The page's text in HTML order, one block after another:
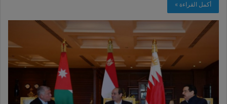
أكمل القراءة »